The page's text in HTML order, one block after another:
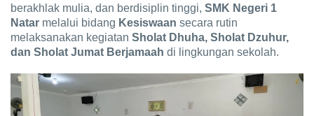
berakhlak mulia, dan berdisiplin tinggi, SMK Negeri 1
Natar melalui bidang Kesiswaan secara rutin
melaksanakan kegiatan Sholat Dhuha, Sholat Dzuhur,
dan Sholat Jumat Berjamaah di lingkungan sekolah.